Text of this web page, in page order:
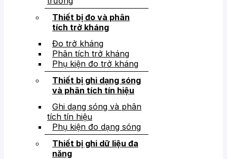
Thiết bị đo và phân
tích trở kháng
Đo trở kháng
Phân tích trở kháng
Phụ kiện đo trở kháng
Thiết bị ghi dạng sóng
và phân tích tín hiệu
Ghi dạng sóng và phân
tích tín hiệu
Phụ kiện đo dạng sóng
Thiết bị ghi dữ liệu đa
năng